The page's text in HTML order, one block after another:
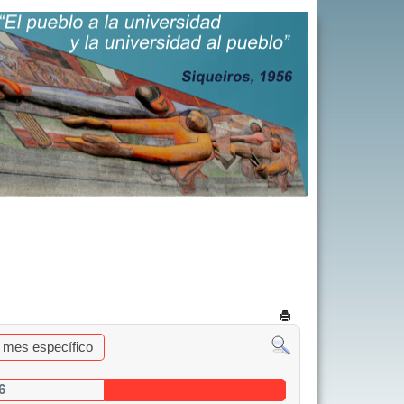
mes específico